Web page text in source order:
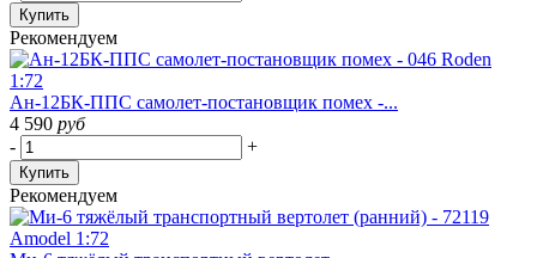
Купить
Рекомендуем
Ан-12БК-ППС самолет-постановщик помех -...
4 590 руб
-
+
Купить
Рекомендуем